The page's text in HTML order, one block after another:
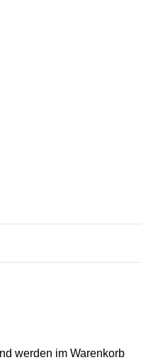
werden im Warenkorb